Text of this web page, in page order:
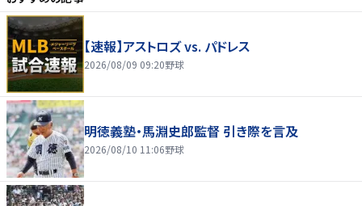
【速報】アストロズ vs. パドレス
2026/08/09 09:20野球
明徳義塾・馬淵史郎監督 引き際を言及
2026/08/10 11:06野球